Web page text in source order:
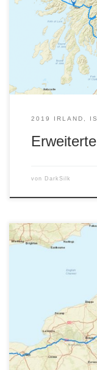
Strecken die Tour
oder verlängern
Fragen über
2019 IRLAND,
von DarkSilk
Nach dem unser
Mike allein fahren
an. Diesmal zu
Fährdaten fest:
Newcastle –